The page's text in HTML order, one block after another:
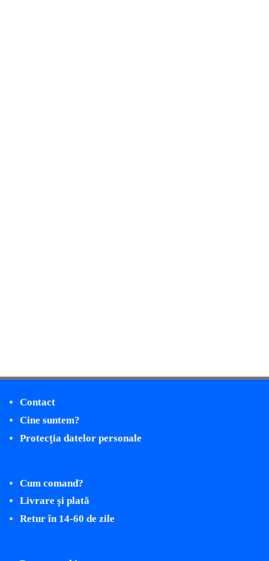
Contact
Cine suntem?
Protecţia datelor personale
Cum comand?
Livrare şi plată
Retur în 14-60 de zile